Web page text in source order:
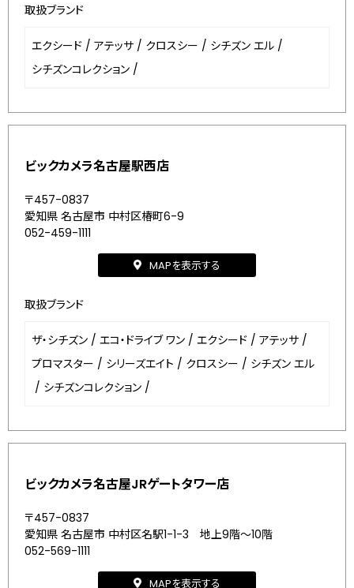
取扱ブランド
エクシード / アテッサ / クロスシー / シチズン エル /
シチズンコレクション /
ビックカメラ名古屋駅西店
〒457-0837
愛知県 名古屋市 中村区椿町6-9
052-459-1111
MAPを表示する
取扱ブランド
ザ・シチズン / エコ・ドライブ ワン / エクシード / アテッサ /
プロマスター / シリーズエイト / クロスシー / シチズン エル
/ シチズンコレクション /
ビックカメラ名古屋JRゲートタワー店
〒457-0837
愛知県 名古屋市 中村区名駅1-1-3 地上9階～10階
052-569-1111
MAPを表示する